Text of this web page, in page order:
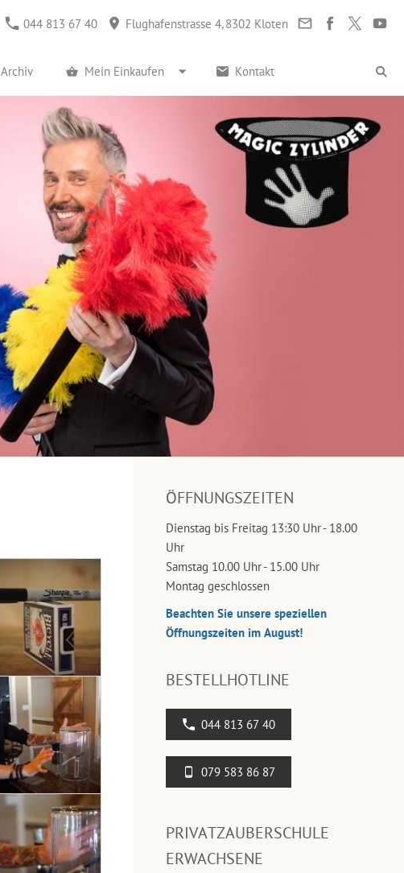
044 813 67 40 Flughafenstrasse 4, 8302 Kloten
Archiv Mein Einkaufen Kontakt
ÖFFNUNGSZEITEN
Dienstag bis Freitag 13:30 Uhr - 18.00
Uhr
Samstag 10.00 Uhr - 15.00 Uhr
Montag geschlossen
Beachten Sie unsere speziellen
Öffnungszeiten im August!
BESTELLHOTLINE
044 813 67 40
079 583 86 87
PRIVATZAUBERSCHULE
ERWACHSENE